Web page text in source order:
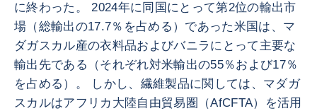
に終わった。 2024年に同国にとって第2位の輸出市
場（総輸出の17.7％を占める）であった米国は、マ
ダガスカル産の衣料品およびバニラにとって主要な
輸出先である（それぞれ対米輸出の55％および17％
を占める）。 しかし、繊維製品に関しては、マダガ
スカルはアフリカ大陸自由貿易圏（AfCFTA）を活用